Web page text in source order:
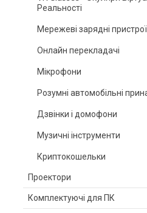
Реальності
Мережеві зарядні
Онлайн перекладачі
Мікрофони
Розумні автомобільні
Дзвінки і домофони
Музичні інструменти
Криптокошельки
Проектори
Комплектуючі для ПК